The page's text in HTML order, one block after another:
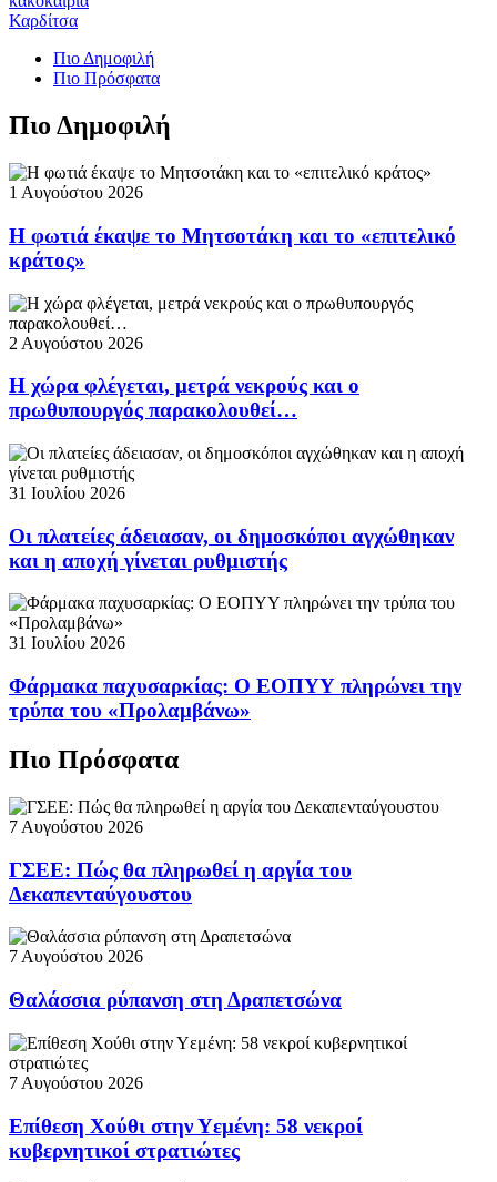
Καρδίτσα
Πιο Δημοφιλή
Πιο Πρόσφατα
Πιο Δημοφιλή
1 Αυγούστου 2026
Η φωτιά έκαψε το Μητσοτάκη και το «επιτελικό
κράτος»
2 Αυγούστου 2026
Η χώρα φλέγεται, μετρά νεκρούς και ο
πρωθυπουργός παρακολουθεί…
31 Ιουλίου 2026
Οι πλατείες άδειασαν, οι δημοσκόποι αγχώθηκαν
και η αποχή γίνεται ρυθμιστής
31 Ιουλίου 2026
Φάρμακα παχυσαρκίας: Ο ΕΟΠΥΥ πληρώνει την
τρύπα του «Προλαμβάνω»
Πιο Πρόσφατα
7 Αυγούστου 2026
ΓΣΕΕ: Πώς θα πληρωθεί η αργία του
Δεκαπενταύγουστου
7 Αυγούστου 2026
Θαλάσσια ρύπανση στη Δραπετσώνα
7 Αυγούστου 2026
Επίθεση Χούθι στην Υεμένη: 58 νεκροί
κυβερνητικοί στρατιώτες